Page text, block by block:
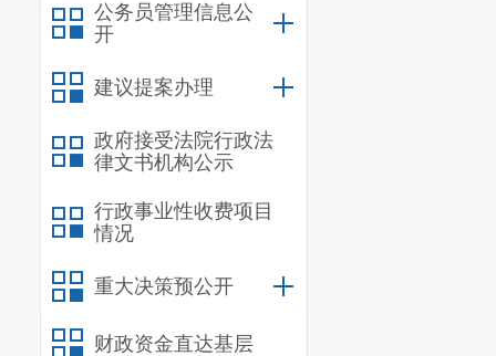
公务员管理信息公
开
建议提案办理
政府接受法院行政法
律文书机构公示
行政事业性收费项目
情况
重大决策预公开
财政资金直达基层